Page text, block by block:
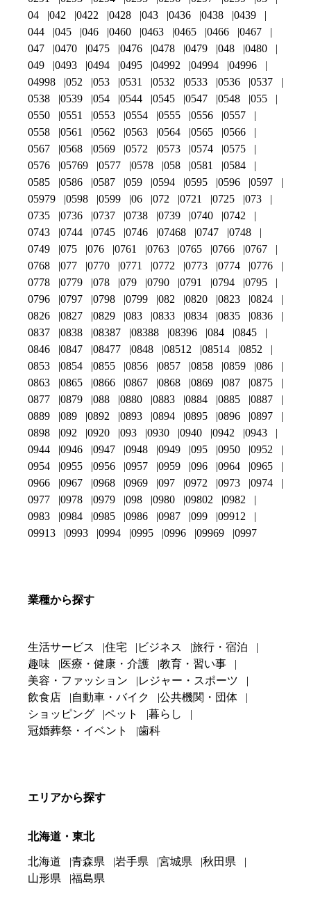
04
042 0422 0428 043 0436 0438
0439
044
045 046 0460 0463 0465 0466
0467
047
0470 0475 0476 0478 0479 048
0480
049
0493 0494 0495 04992 04994
04996
04998
052 053 0531 0532 0533 0536
0537
0538
0539 054 0544 0545 0547 0548
055
0550
0551 0553 0554 0555 0556
0557
0558
0561 0562 0563 0564 0565
0566
0567
0568 0569 0572 0573 0574
0575
0576
05769 0577 0578 058 0581
0584
0585
0586 0587 059 0594 0595 0596
0597
05979
0598 0599 06 072 0721 0725
073
0735
0736 0737 0738 0739 0740
0742
0743
0744 0745 0746 07468 0747
0748
0749
075 076 0761 0763 0765 0766
0767
0768
077 0770 0771 0772 0773 0774
0776
0778
0779 078 079 0790 0791 0794
0795
0796
0797 0798 0799 082 0820 0823
0824
0826
0827 0829 083 0833 0834 0835
0836
0837
0838 08387 08388 08396 084
0845
0846
0847 08477 0848 08512 08514
0852
0853
0854 0855 0856 0857 0858 0859
086
0863
0865 0866 0867 0868 0869 087
0875
0877
0879 088 0880 0883 0884 0885
0887
0889
089 0892 0893 0894 0895 0896
0897
0898
092 0920 093 0930 0940 0942
0943
0944
0946 0947 0948 0949 095 0950
0952
0954
0955 0956 0957 0959 096 0964
0965
0966
0967 0968 0969 097 0972 0973
0974
0977
0978 0979 098 0980 09802
0982
0983
0984 0985 0986 0987 099
09912
09913
0993 0994 0995 0996 09969 0997
業種から探す
生活サービス 住宅 ビジネス
旅行・宿泊
趣味
医療・健康・介護
教育・習い事
美容・ファッション
レジャー・スポーツ
飲食店
自動車・バイク
公共機関・団体
ショッピング
ペット
暮らし
冠婚葬祭・イベント
歯科
エリアから探す
北海道・東北
北海道 青森県 岩手県 宮城県
秋田県
山形県
福島県